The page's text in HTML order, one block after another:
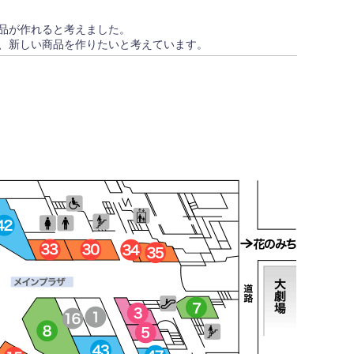
作れると考えました。
しい商品を作りたいと考えています。